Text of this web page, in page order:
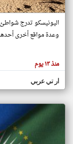
هنا عن
وجهة
كاتبيها.
اليونيسكو تدرج
وعدة مواقع أخرى
منذ ١٣ يوم
ار تي عربي